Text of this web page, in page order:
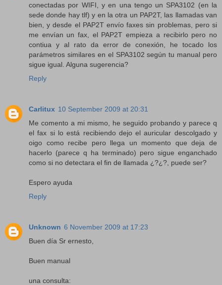
conectadas por WIFI, y en una tengo un SPA3102 (en la
sede donde hay tlf) y en la otra un PAP2T, las llamadas van
bien, y desde el PAP2T envío faxes sin problemas, pero si
me envían un fax, el PAP2T empieza a recibirlo pero no
contiua y al rato da error de conexión, he tocado los
parámetros similares en el SPA3102 según tu manual pero
sigue igual. Alguna sugerencia?
Reply
Carlitux 10 September 2009 at 20:31
Me comento a mi mismo, he seguido probando y parece q
el fax si lo está recibiendo dejo el auricular descolgado y
oigo como recibe pero llega un momento que deja de
hacerlo (parece q ha terminado) pero sigue enganchado
como si no detectara el fin de llamada ¿?¿?, puede ser?
Espero ayuda
Reply
Unknown 6 November 2009 at 17:23
Buen día Sr ernesto,
Buen manual
una consulta: